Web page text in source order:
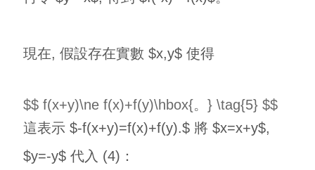
現在, 假設存在實數 $x,y$ 使得
$$ f(x+y)\ne f(x)+f(y)\hbox{。} \tag{5} $$
這表示 $-f(x+y)=f(x)+f(y).$ 將 $x=x+y$,
$y=-y$ 代入 (4)：